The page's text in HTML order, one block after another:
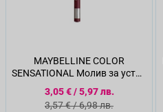
MAYBELLINE COLOR
SENSATIONAL Молив за устни
630
Специална цена
3,05 €/5,97 лв.
Стандартна цена
3,57 €/6,98 лв.